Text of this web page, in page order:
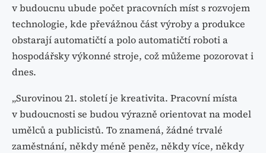
v budoucnu ubude počet pracovních míst s rozvojem
technologie, kde převážnou část výroby a produkce
obstarají automatičtí a polo automatičtí roboti a
hospodářsky výkonné stroje, což můžeme pozorovat i
dnes.
„Surovinou 21. století je kreativita. Pracovní místa
v budoucnosti se budou výrazně orientovat na model
umělců a publicistů. To znamená, žádné trvalé
zaměstnání, někdy méně peněz, někdy více, někdy